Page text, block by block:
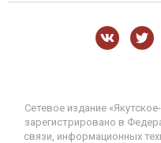
Сетевое издание
зарегистрировано в
связи, информационных